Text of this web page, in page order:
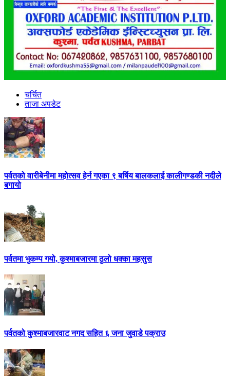
चर्चित
ताजा अपडेट
पर्वतको वारीबेनीमा महोत्सव हेर्न गएका ९ बर्षिय बालकलाई कालीगण्डकी नदीले
बगायो
पर्वतमा भुकम्प गयो, कुश्माबजारमा ठुलो धक्का महसुस
पर्वतको कुश्माबजारवाट नगद सहित ६ जना जुवाडे पक्राउ